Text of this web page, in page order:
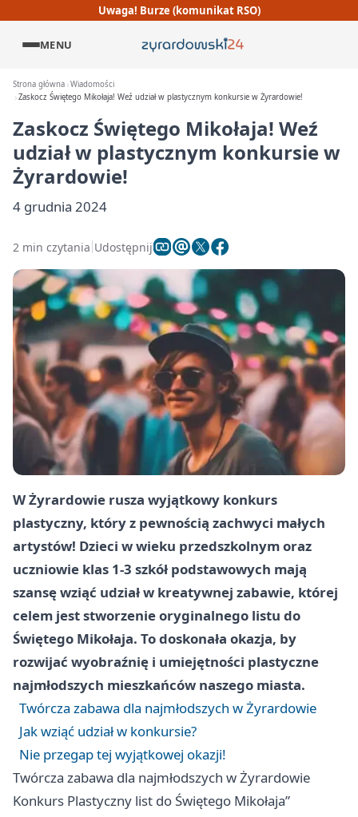
Uwaga! Burze (komunikat RSO)
MENU
Strona główna Wiadomości
Zaskocz Świętego Mikołaja! Weź udział w plastycznym konkursie w Żyrardowie!
Zaskocz Świętego Mikołaja! Weź
udział w plastycznym konkursie w
Żyrardowie!
4 grudnia 2024
2 min czytania Udostępnij
W Żyrardowie rusza wyjątkowy konkurs
plastyczny, który z pewnością zachwyci małych
artystów! Dzieci w wieku przedszkolnym oraz
uczniowie klas 1-3 szkół podstawowych mają
szansę wziąć udział w kreatywnej zabawie, której
celem jest stworzenie oryginalnego listu do
Świętego Mikołaja. To doskonała okazja, by
rozwijać wyobraźnię i umiejętności plastyczne
najmłodszych mieszkańców naszego miasta.
Twórcza zabawa dla najmłodszych w Żyrardowie
Jak wziąć udział w konkursie?
Nie przegap tej wyjątkowej okazji!
Twórcza zabawa dla najmłodszych w Żyrardowie
Konkurs Plastyczny list do Świętego Mikołaja”